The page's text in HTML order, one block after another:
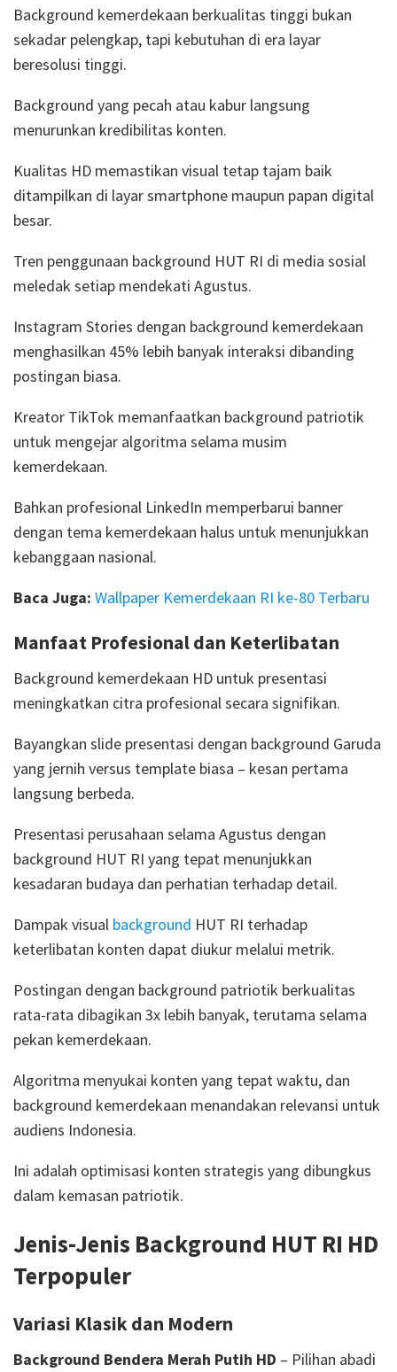
Background kemerdekaan berkualitas tinggi bukan
sekadar pelengkap, tapi kebutuhan di era layar
beresolusi tinggi.
Background yang pecah atau kabur langsung
menurunkan kredibilitas konten.
Kualitas HD memastikan visual tetap tajam baik
ditampilkan di layar smartphone maupun papan digital
besar.
Tren penggunaan background HUT RI di media sosial
meledak setiap mendekati Agustus.
Instagram Stories dengan background kemerdekaan
menghasilkan 45% lebih banyak interaksi dibanding
postingan biasa.
Kreator TikTok memanfaatkan background patriotik
untuk mengejar algoritma selama musim
kemerdekaan.
Bahkan profesional LinkedIn memperbarui banner
dengan tema kemerdekaan halus untuk menunjukkan
kebanggaan nasional.
Baca Juga: Wallpaper Kemerdekaan RI ke-80 Terbaru
Manfaat Profesional dan Keterlibatan
Background kemerdekaan HD untuk presentasi
meningkatkan citra profesional secara signifikan.
Bayangkan slide presentasi dengan background Garuda
yang jernih versus template biasa – kesan pertama
langsung berbeda.
Presentasi perusahaan selama Agustus dengan
background HUT RI yang tepat menunjukkan
kesadaran budaya dan perhatian terhadap detail.
Dampak visual background HUT RI terhadap
keterlibatan konten dapat diukur melalui metrik.
Postingan dengan background patriotik berkualitas
rata-rata dibagikan 3x lebih banyak, terutama selama
pekan kemerdekaan.
Algoritma menyukai konten yang tepat waktu, dan
background kemerdekaan menandakan relevansi untuk
audiens Indonesia.
Ini adalah optimisasi konten strategis yang dibungkus
dalam kemasan patriotik.
Jenis-Jenis Background HUT RI HD
Terpopuler
Variasi Klasik dan Modern
Background Bendera Merah Putih HD – Pilihan abadi